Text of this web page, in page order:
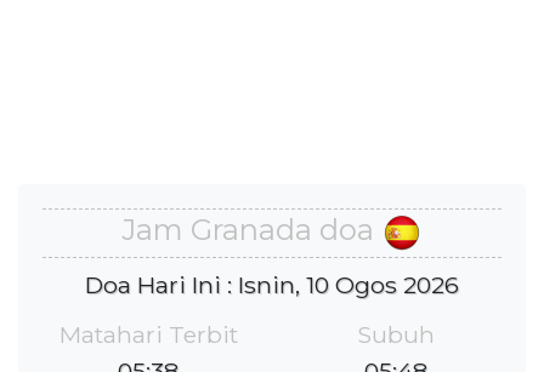
Jam Granada doa
Doa Hari Ini : Isnin, 10 Ogos 2026
Matahari Terbit
Subuh